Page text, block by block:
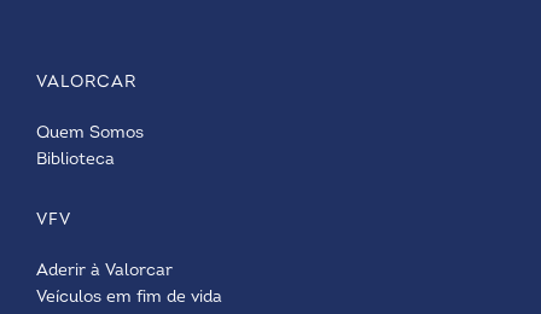
VALORCAR
Quem Somos
Biblioteca
VFV
Aderir à Valorcar
Veículos em fim de vida